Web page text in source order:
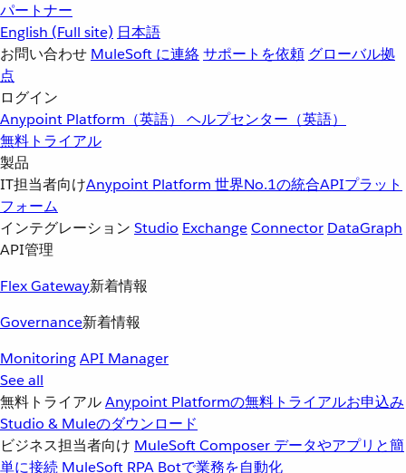
パートナー
English (Full site) 日本語
お問い合わせ MuleSoft に連絡サポートを依頼 グローバル拠
点
ログイン
Anypoint Platform（英語） ヘルプセンター（英語）
無料トライアル
製品
IT担当者向けAnypoint Platform 世界No.1の統合APIプラット
フォーム
インテグレーション Studio ExchangeConnector DataGraph
API管理
Flex Gateway新着情報
Governance新着情報
MonitoringAPI Manager
See all
無料トライアルAnypoint Platformの無料トライアルお申込み
Studio & Muleのダウンロード
ビジネス担当者向け MuleSoft Composer データやアプリと簡
単に接続 MuleSoft RPA Botで業務を自動化